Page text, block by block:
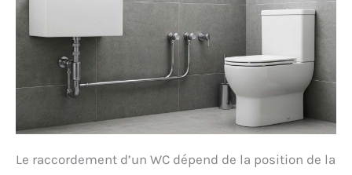
Le raccordement d’un WC dépend de la position de la